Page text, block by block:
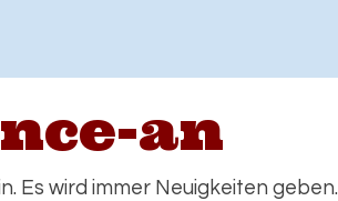
an
Es wird immer Neuigkeiten geben.